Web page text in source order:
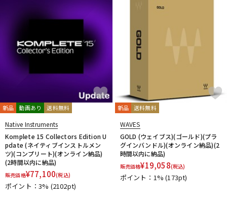
SlateDigital
Sonarworks
Sonic Studio
Sonnox
Steinberg
Steven Slate Audio
stokyo
STREZOV SAMPLING Studiologic
SYNTHOGY
TAC SYSTEM
TC helicon
Teenage Engineering
UDG u-he（ユーヒー） UJAM
Universal Audio
Vital Arts
Waldorf Wave Machine Labs
WAVES
Whirlwind XFER RECORDS xlnaudio
XSONIC
YAMAHA
ZAOR ZOOM
他
1st PLACE 360 Reality Audio
RELAB Development
FREQPORT
Glorious
新品 動画あり 送料無料
Native Instruments
Komplete 15 Collectors Edition U
pdate (ネイティブインストルメン
ツ)(コンプリート)(オンライン納品)
(2時間以内に納品)
販売価格¥77,100(税込)
ポイント：3% (2102pt)
新品 送料無料
WAVES
GOLD (ウェイブス)(ゴールド)(プラ
グインバンドル)(オンライン納品)(2
時間以内に納品)
販売価格¥19,058(税込)
ポイント：1%(173pt)